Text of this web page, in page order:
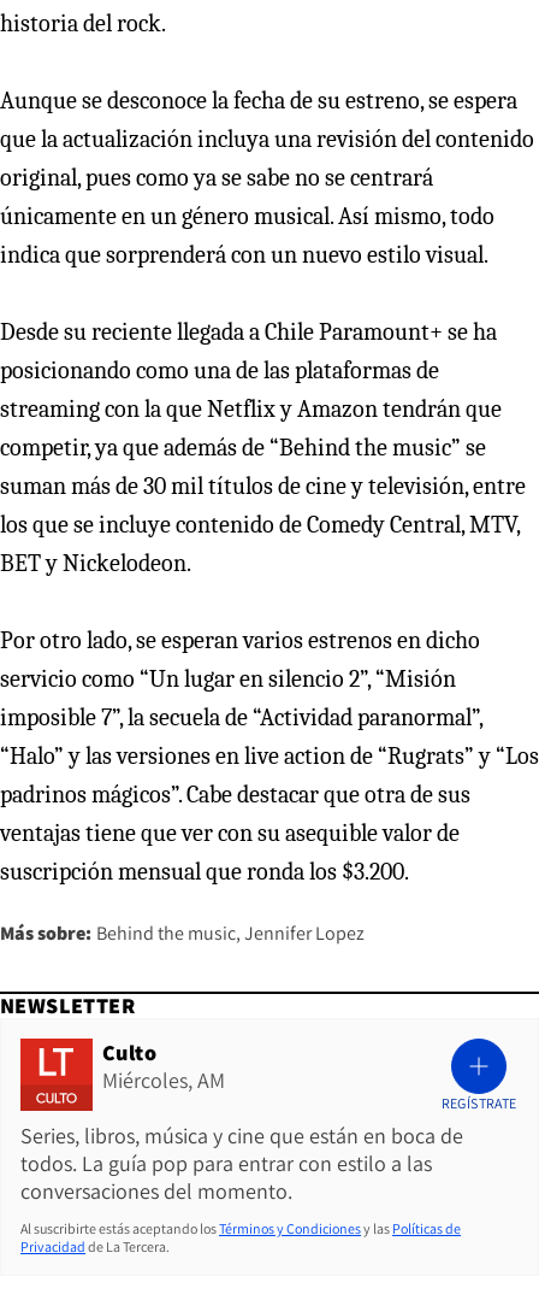
historia del rock.
Aunque se desconoce la fecha de su estreno, se espera
que la actualización incluya una revisión del contenido
original, pues como ya se sabe no se centrará
únicamente en un género musical. Así mismo, todo
indica que sorprenderá con un nuevo estilo visual.
Desde su reciente llegada a Chile Paramount+ se ha
posicionando como una de las plataformas de
streaming con la que Netflix y Amazon tendrán que
competir, ya que además de “Behind the music” se
suman más de 30 mil títulos de cine y televisión, entre
los que se incluye contenido de Comedy Central, MTV,
BET y Nickelodeon.
Por otro lado, se esperan varios estrenos en dicho
servicio como “Un lugar en silencio 2”, “Misión
imposible 7”, la secuela de “Actividad paranormal”,
“Halo” y las versiones en live action de “Rugrats” y “Los
padrinos mágicos”. Cabe destacar que otra de sus
ventajas tiene que ver con su asequible valor de
suscripción mensual que ronda los $3.200.
Más sobre: Behind the music Jennifer Lopez
NEWSLETTER
Culto
Miércoles, AM
Series, libros, música y cine que están en boca de
todos. La guía pop para entrar con estilo a las
conversaciones del momento.
REGÍSTRATE
Al suscribirte estás aceptando losTérminos y Condicionesy las Políticas de
Privacidad de La Tercera.